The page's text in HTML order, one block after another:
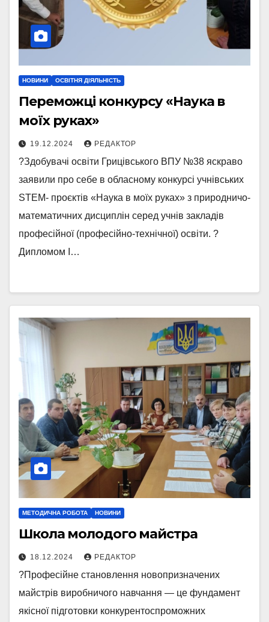
НОВИНИ ОСВІТНЯ ДІЯЛЬНІСТЬ
Переможці конкурсу «Наука в
моїх руках»
19.12.2024 РЕДАКТОР
?Здобувачі освіти Грицівського ВПУ №38 яскраво
заявили про себе в обласному конкурсі учнівських
STEM- проєктів «Наука в моїх руках» з природничо-
математичних дисциплін серед учнів закладів
професійної (професійно-технічної) освіти. ?
Дипломом І…
МЕТОДИЧНА РОБОТА НОВИНИ
Школа молодого майстра
18.12.2024 РЕДАКТОР
?Професійне становлення новопризначених
майстрів виробничого навчання — це фундамент
якісної підготовки конкурентоспроможних